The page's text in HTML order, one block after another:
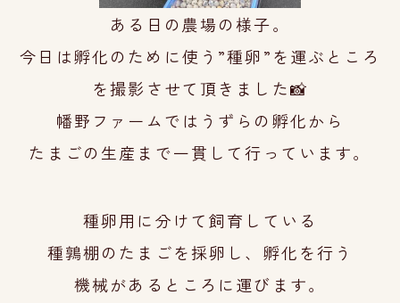
ある日の農場の様子。
今日は孵化のために使う”種卵”を運ぶところ
を撮影させて頂きました📸
幡野ファームではうずらの孵化から
たまごの生 産ま で一貫して行っています。
種卵用に分けて飼育している
種鶉棚のたまごを採卵し、 孵化を行う
機械があるところに運びます。